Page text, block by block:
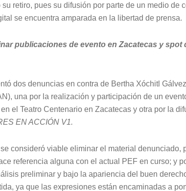
retiro, pues su difusión por parte de un medio de
se encuentra amparada en la libertad de prensa.
publicaciones de evento en Zacatecas y spot
dos denuncias en contra de Bertha Xóchitl
una por la realización y participación de un
el Teatro Centenario en Zacatecas y otra por la
EN ACCIÓN V1.
consideró viable eliminar el material denunciado,
referencia alguna con el actual PEF en curso; y
preliminar y bajo la apariencia del buen
ya que las expresiones están encaminadas a